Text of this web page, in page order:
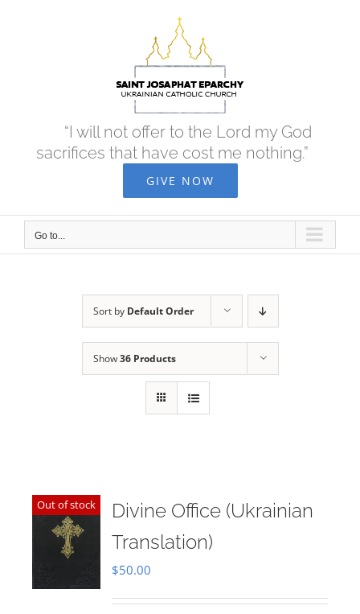
“I will not offer to the Lord my God
sacrifices that have cost me nothing.”
GIVE NOW
Go to...
Sort by Default Order
Show36 Products
Out of stock
Divine Office (Ukrainian
Translation)
$50.00